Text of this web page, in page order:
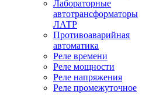
Лабораторные
автотрансформаторы
ЛАТР
Противоаварийная
автоматика
Реле времени
Реле мощности
Реле напряжения
Реле промежуточное